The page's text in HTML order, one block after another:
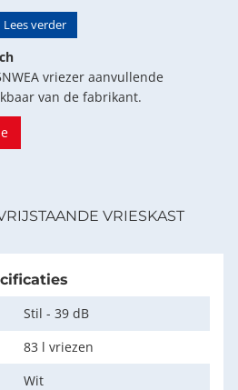
Lees verder
vriezer aanvullende
van de fabrikant.
VRIESKAST
Stil - 39 dB
83 l vriezen
Wit